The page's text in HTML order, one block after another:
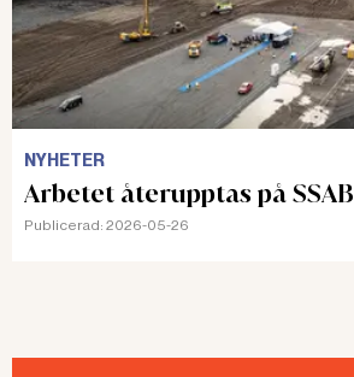
NYHETER
Arbetet återupptas på SSAB
Publicerad: 2026-05-26